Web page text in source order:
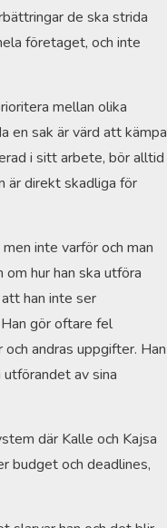
de ska strida
företaget, och inte
mellan olika
en sak är värd att kämpa
i sitt arbete, bör alltid
är direkt skadliga för
inte varför och man
hur han ska utföra
han inte ser
gör oftare fel
andras uppgifter. Han
av sina
där Kalle och Kajsa
budget och deadlines,